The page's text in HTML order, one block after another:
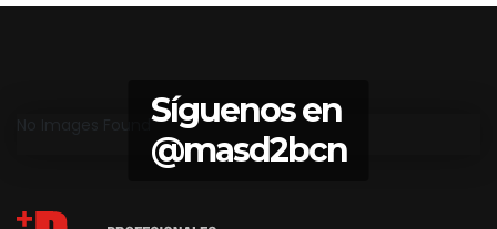
Síguenos en
@masd2bcn